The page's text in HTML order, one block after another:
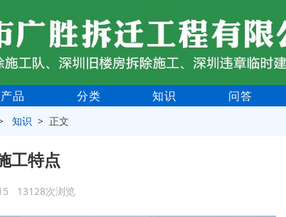
产品 分类 知识 问答
知识 > 正文
工特点
13128次浏览